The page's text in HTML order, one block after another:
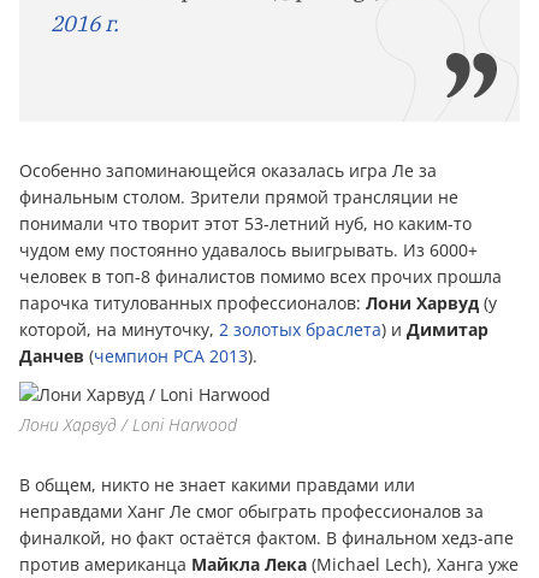
2016 г.
Особенно запоминающейся оказалась игра Ле за
финальным столом. Зрители прямой трансляции не
понимали что творит этот 53-летний нуб, но каким-то
чудом ему постоянно удавалось выигрывать. Из 6000+
человек в топ-8 финалистов помимо всех прочих прошла
парочка титулованных профессионалов: Лони Харвуд (у
которой, на минуточку, 2 золотых браслета) и Димитар
Данчев (чемпион PCA 2013).
Лони Харвуд / Loni Harwood
В общем, никто не знает какими правдами или
неправдами Ханг Ле смог обыграть профессионалов за
финалкой, но факт остаётся фактом. В финальном хедз-апе
против американца Майкла Лека (Michael Lech), Ханга уже